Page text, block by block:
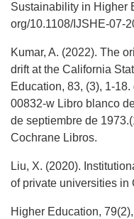
Sustainability in Higher
org/10.1108/IJSHE-07-
Kumar, A. (2022). The
drift at the California
Education, 83, (3), 1-
00832-w Libro blanco
de septiembre de
Cochrane Libros.
Liu, X. (2020).
of private universities in
Higher Education,